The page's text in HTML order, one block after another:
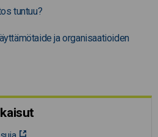
tuntuu?
ja organisaatioiden